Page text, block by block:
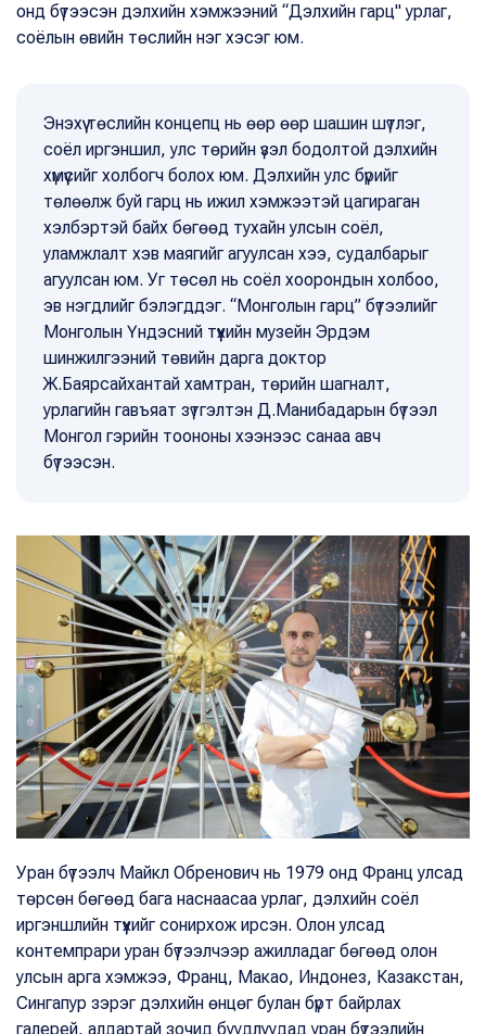
онд бүтээсэн дэлхийн хэмжээний “Дэлхийн гарц" урлаг,
соёлын өвийн төслийн нэг хэсэг юм.
Энэхүү төслийн концепц нь өөр өөр шашин шүтлэг,
соёл иргэншил, улс төрийн үзэл бодолтой дэлхийн
хүмүүсийг холбогч болох юм. Дэлхийн улс бүрийг
төлөөлж буй гарц нь ижил хэмжээтэй цагираган
хэлбэртэй байх бөгөөд тухайн улсын соёл,
уламжлалт хэв маягийг агуулсан хээ, судалбарыг
агуулсан юм. Уг төсөл нь соёл хоорондын холбоо,
эв нэгдлийг бэлэгддэг. “Монголын гарц” бүтээлийг
Монголын Үндэсний түүхийн музейн Эрдэм
шинжилгээний төвийн дарга доктор
Ж.Баярсайхантай хамтран, төрийн шагналт,
урлагийн гавъяат зүтгэлтэн Д.Манибадарын бүтээл
Монгол гэрийн тоононы хээнээс санаа авч
бүтээсэн.
Уран бүтээлч Майкл Обренович нь 1979 онд Франц улсад
төрсөн бөгөөд бага наснаасаа урлаг, дэлхийн соёл
иргэншлийн түүхийг сонирхож ирсэн. Олон улсад
контемпрари уран бүтээлчээр ажилладаг бөгөөд олон
улсын арга хэмжээ, Франц, Макао, Индонез, Казакстан,
Сингапур зэрэг дэлхийн өнцөг булан бүрт байрлах
галерей, алдартай зочид буудлуудад уран бүтээлийн